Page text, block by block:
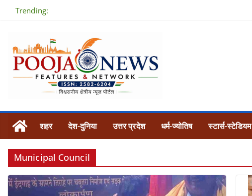
Trending:
शहर देश-दुनिया उत्तर प्रदेश धर्म-ज्योतिष स्टार्स-स्टेडियम
Municipal Council